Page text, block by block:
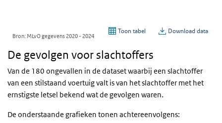
De gevolgen voor slachtoffers
Van de 180 ongevallen in de dataset waarbij een slachtoffer
van een stilstaand voertuig valt is van het slachtoffer met het
ernstigste letsel bekend wat de gevolgen waren.
De onderstaande grafieken tonen achtereenvolgens: